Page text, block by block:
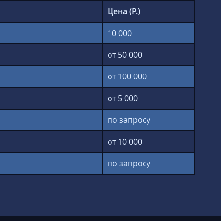
Цена (Р.)
10 000
от 50 000
от 100 000
от 5 000
по запросу
от 10 000
по запросу